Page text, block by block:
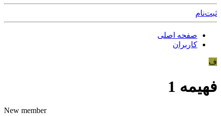
ثبت‌نام
صفحه اصلی
کاربران
ف
فهیمه 1
New member